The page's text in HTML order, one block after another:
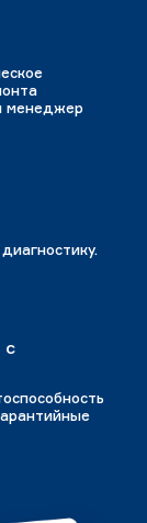
менеджер
с